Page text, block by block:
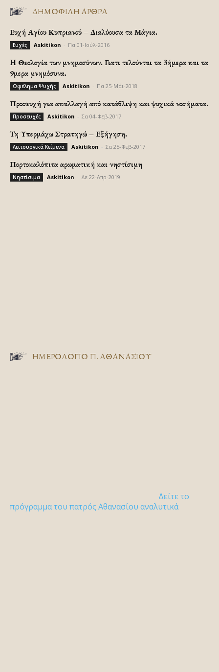
ΔΗΜΟΦΙΛΗ ΑΡΘΡΑ
Ευχή Αγίου Κυπριανού – Διαλύουσα τα Μάγια.
Ευχές Askitikon Πα 01-Ιούλ-2016
H Θεολογία των μνημοσύνων. Γιατι τελούνται τα 3ήμερα και τα
9μερα μνημόσυνα.
Ωφέλημα Ψυχής Askitikon Πα 25-Μάι-2018
Προσευχή για απαλλαγή από κατάθλιψη και ψυχικά νοσήματα.
Προσευχές Askitikon Σα 04-Φεβ-2017
Τη Υπερμάχω Στρατηγώ – Εξήγηση.
Λειτουργικά Κείμενα Askitikon Σα 25-Φεβ-2017
Πορτοκαλόπιτα αρωματική και νηστίσιμη
Νηστίσιμα Askitikon Δε 22-Απρ-2019
ΗΜΕΡΟΛΟΓΙΟ Π. ΑΘΑΝΑΣΙΟΥ
Δείτε το
πρόγραμμα του πατρός Αθανασίου αναλυτικά